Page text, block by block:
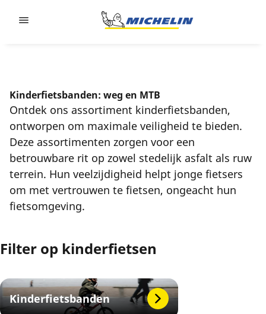
Kinderfietsbanden: weg en MTB
Ontdek ons assortiment kinderfietsbanden,
ontworpen om maximale veiligheid te bieden.
Deze assortimenten zorgen voor een
betrouwbare rit op zowel stedelijk asfalt als ruw
terrein. Hun veelzijdigheid helpt jonge fietsers
om met vertrouwen te fietsen, ongeacht hun
fietsomgeving.
Filter op kinderfietsen
Kinderfietsbanden